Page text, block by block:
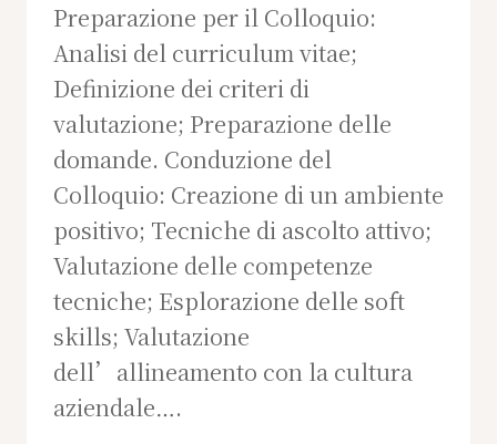
Preparazione per il Colloquio:
Analisi del curriculum vitae;
Definizione dei criteri di
valutazione; Preparazione delle
domande. Conduzione del
Colloquio: Creazione di un ambiente
positivo; Tecniche di ascolto attivo;
Valutazione delle competenze
tecniche; Esplorazione delle soft
skills; Valutazione
dell’allineamento con la cultura
aziendale….